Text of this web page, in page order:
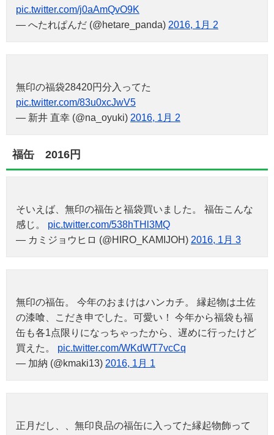
pic.twitter.com/j0aAmQvO9K
— へたれぱんだ (@hetare_panda) 2016, 1月 2
無印の福袋28420円分入ってた
pic.twitter.com/83u0xcJwV5
— 新井 直幸 (@na_oyuki) 2016, 1月 2
福缶 2016円
そいえば、無印の福缶と福袋買いました。 福缶こんな
感じ。 pic.twitter.com/538hTHl3MQ
— カミジョウヒロ (@HIRO_KAMIJOH) 2016, 1月 3
無印の福缶。 今年のおまけはハンカチ。 縁起物は土佐
の漆喰、こだき申でした。可愛い！ 今年から福袋も福
缶も各1点限りになっちゃったから、遅めに行ったけど
買えた。 pic.twitter.com/WKdWT7vcCq
— 加納 (@kmaki13) 2016, 1月 1
正月だし、、無印良品の福缶に入ってた縁起物飾って